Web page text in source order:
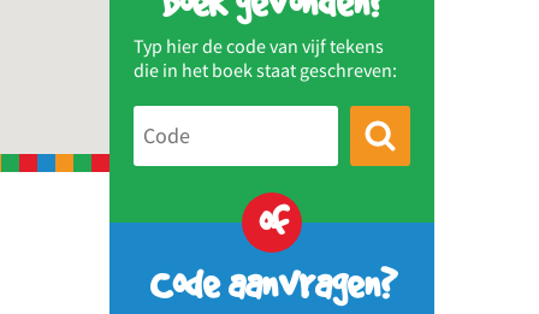
Typ hier de code van vijf tekens
die in het boek staat geschreven:
of
Code aanvragen?